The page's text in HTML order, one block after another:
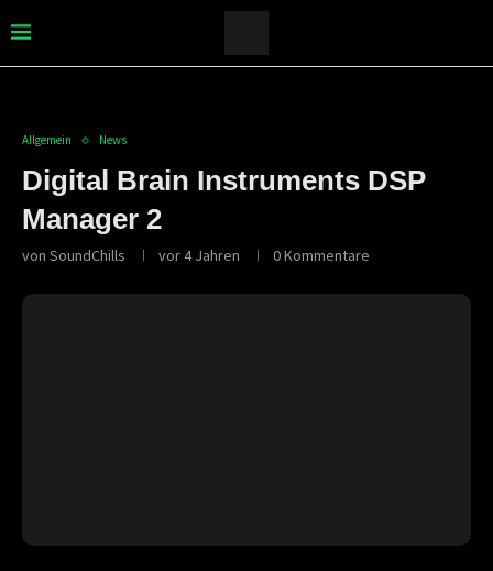
Allgemein News
Digital Brain Instruments DSP
Manager 2
von SoundChills vor 4 Jahren 0 Kommentare